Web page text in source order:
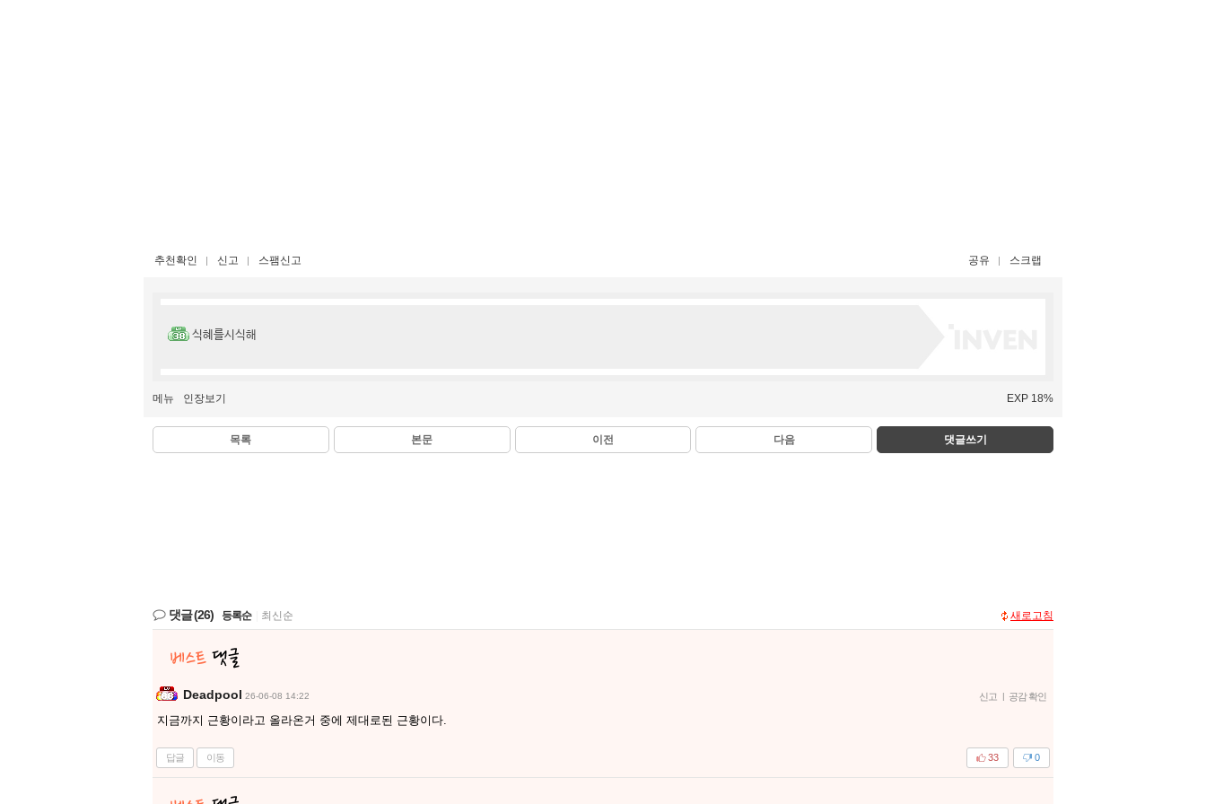
추천확인 신고 스팸신고 공유 스크랩
식혜를시식해
메뉴 인장보기 EXP 18%
목록 본문 이전 다음 댓글쓰기
댓글(26) 등록순 최신순 새로고침
Deadpool 26-06-08 14:22 신고 | 공감 확인
지금까지 근황이라고 올라온거 중에 제대로된 근황이다.
답글 이동 0
33